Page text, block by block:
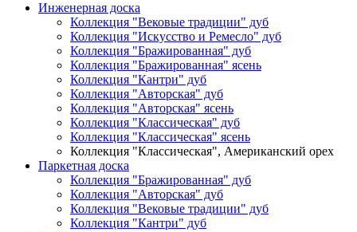
Инженерная доска
Коллекция "Вековые традиции" дуб
Коллекция "Искусство и Ремесло" дуб
Коллекция "Бражированная" дуб
Коллекция "Бражированная" ясень
Коллекция "Кантри" дуб
Коллекция "Авторская" дуб
Коллекция "Авторская" ясень
Коллекция "Классическая" дуб
Коллекция "Классическая" ясень
Коллекция "Классическая", Американский орех
Паркетная доска
Коллекция "Бражированная" дуб
Коллекция "Авторская" дуб
Коллекция "Вековые традиции" дуб
Коллекция "Кантри" дуб